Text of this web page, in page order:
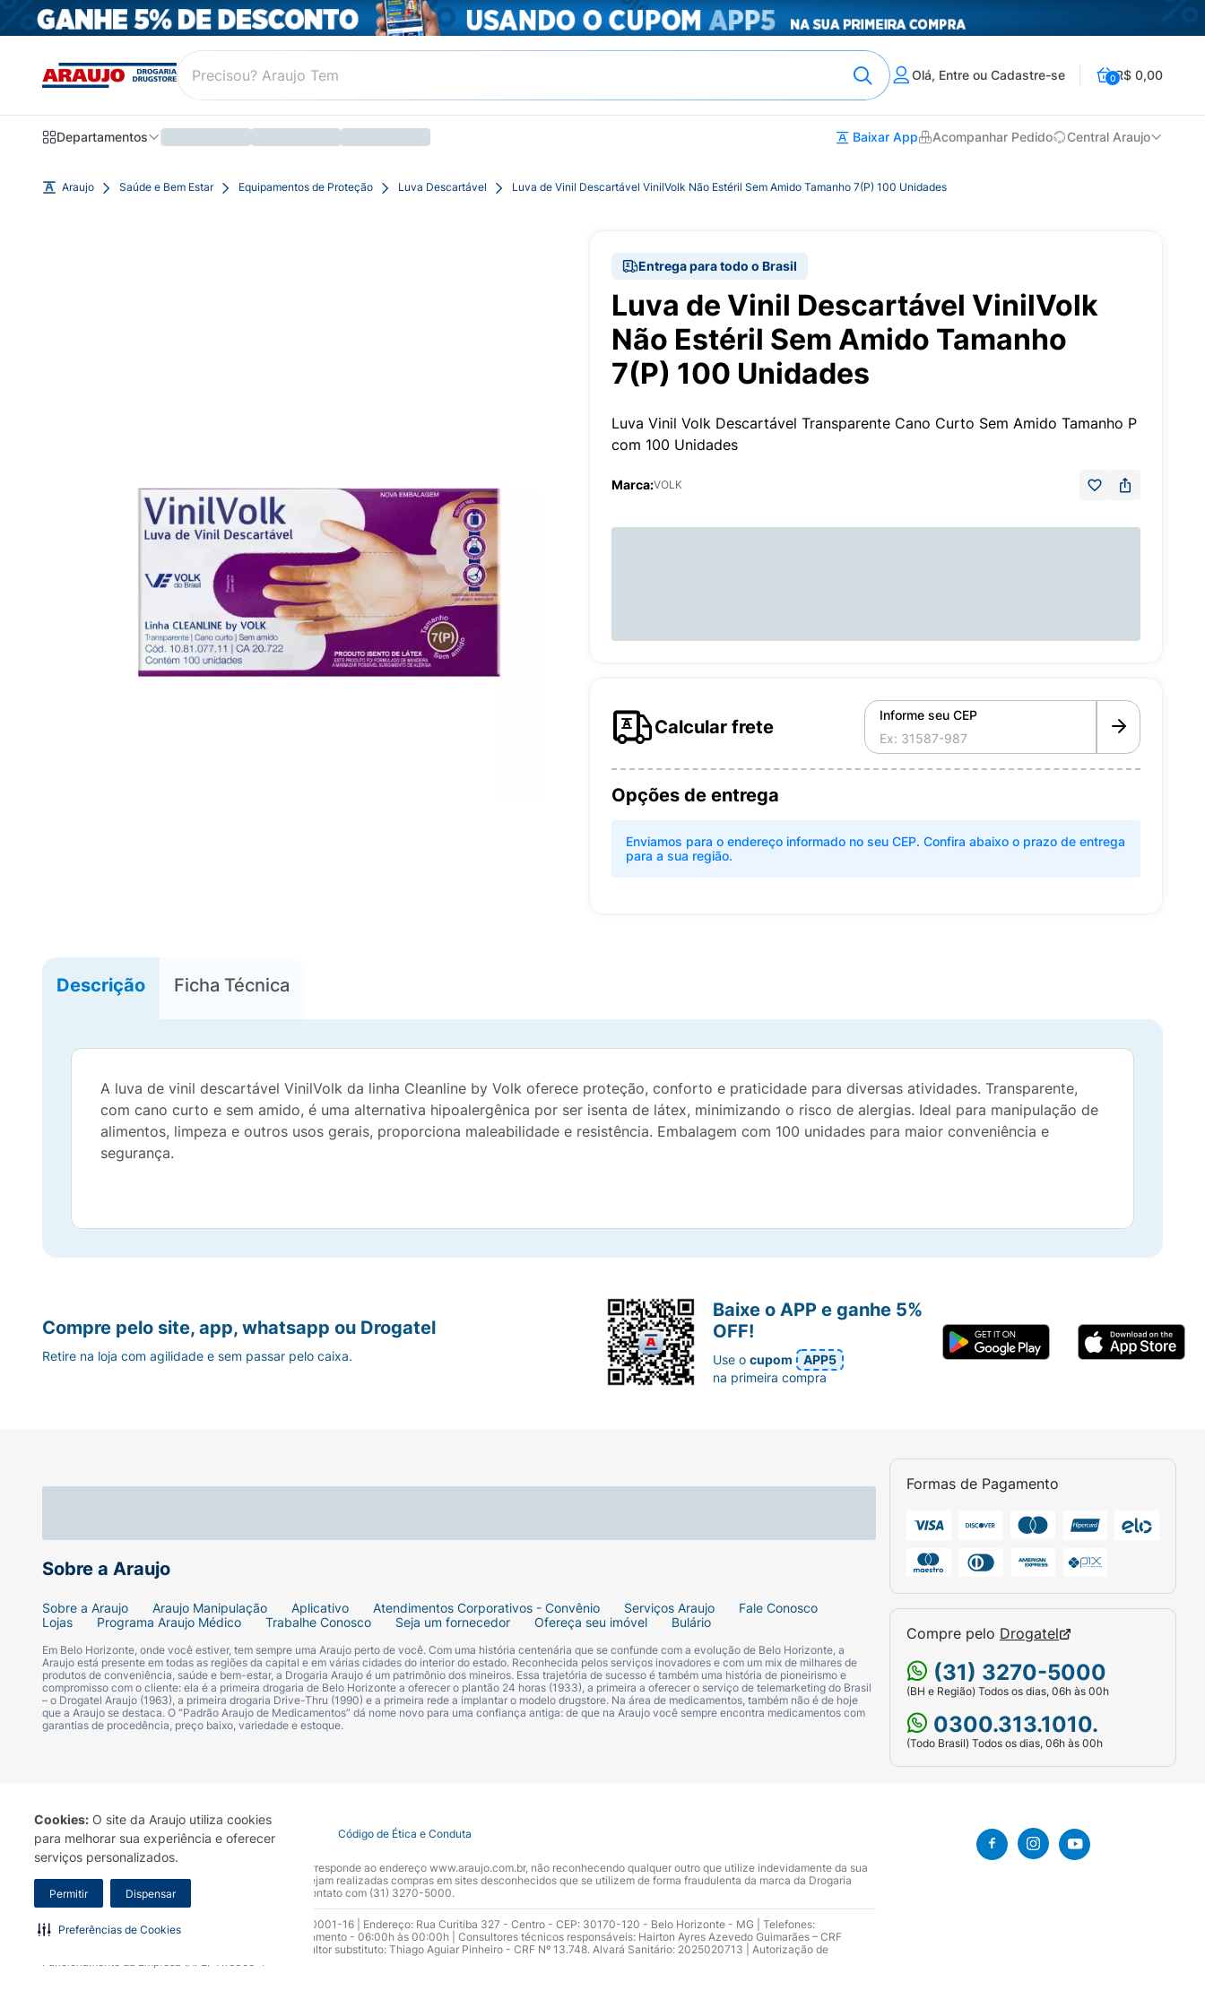
Cookies: O site da Araujo utiliza cookies
para melhorar sua experiência e oferecer
serviços personalizados.
Permitir Dispensar
Preferências de Cookies
Olá, Entre ou Cadastre-se 0R$ 0,00
Departamentos Baixar App Acompanhar Pedido Central Araujo
Araujo Saúde e Bem Estar Equipamentos de Proteção Luva Descartável Luva de Vinil Descartável VinilVolk Não Estéril Sem Amido Tamanho 7(P) 100 Unidades
Entrega para todo o Brasil
Luva de Vinil Descartável VinilVolk
Não Estéril Sem Amido Tamanho
7(P) 100 Unidades
Luva Vinil Volk Descartável Transparente Cano Curto Sem Amido Tamanho P
com 100 Unidades
Marca:VOLK
Calcular frete
Informe seu CEP
Opções de entrega
Enviamos para o endereço informado no seu CEP. Confira abaixo o prazo de entrega
para a sua região.
Descrição Ficha Técnica
A luva de vinil descartável VinilVolk da linha Cleanline by Volk oferece proteção, conforto e praticidade para diversas atividades. Transparente,
com cano curto e sem amido, é uma alternativa hipoalergênica por ser isenta de látex, minimizando o risco de alergias. Ideal para manipulação de
alimentos, limpeza e outros usos gerais, proporciona maleabilidade e resistência. Embalagem com 100 unidades para maior conveniência e
segurança.
Sobre a Araujo
Sobre a Araujo Araujo Manipulação Aplicativo Atendimentos Corporativos - Convênio Serviços Araujo
Fale Conosco
Lojas
Programa Araujo Médico Trabalhe Conosco Seja um fornecedor Ofereça seu imóvel Bulário
Em Belo Horizonte, onde você estiver, tem sempre uma Araujo perto de você. Com uma história centenária que se confunde com a evolução de Belo Horizonte, a
Araujo está presente em todas as regiões da capital e em várias cidades do interior do estado. Reconhecida pelos serviços inovadores e com um mix de milhares de
produtos de conveniência, saúde e bem-estar, a Drogaria Araujo é um patrimônio dos mineiros. Essa trajetória de sucesso é também uma história de pioneirismo e
compromisso com o cliente: ela é a primeira drogaria de Belo Horizonte a oferecer o plantão 24 horas (1933), a primeira a oferecer o serviço de telemarketing do Brasil
– o Drogatel Araujo (1963), a primeira drogaria Drive-Thru (1990) e a primeira rede a implantar o modelo drugstore. Na área de medicamentos, também não é de hoje
que a Araujo se destaca. O “Padrão Araujo de Medicamentos” dá nome novo para uma confiança antiga: de que na Araujo você sempre encontra medicamentos com
garantias de procedência, preço baixo, variedade e estoque.
Formas de Pagamento
Compre pelo Drogatel
(31) 3270-5000
(BH e Região) Todos os dias, 06h às 00h
0300.313.1010.
(Todo Brasil) Todos os dias, 06h às 00h
Compre pelo site, app, whatsapp ou Drogatel
Retire na loja com agilidade e sem passar pelo caixa.
Baixe o APP e ganhe 5%
OFF!
Use ocupom
APP5
na primeira compra
Termo de Uso Portal da Privacidade Covid-19 Código de Ética e Conduta
A Drogaria Araujo S/A informa que o seu site oficial corresponde ao endereço www.araujo.com.br, não reconhecendo qualquer outro que utilize indevidamente da sua
marca. Para sua segurança recomendamos que não sejam realizadas compras em sites desconhecidos que se utilizem de forma fraudulenta da marca da Drogaria
Araujo S.A. Em caso de dúvidas, gentileza entrar em contato com (31) 3270-5000.
Razão Social: Drogaria Araujo S.A | CNPJ: 17.256.512.0001-16 | Endereço: Rua Curitiba 327 - Centro - CEP: 30170-120 - Belo Horizonte - MG | Telefones:
0300.313.1010 e (31) 3270-5000 Horário de funcionamento - 06:00h às 00:00h | Consultores técnicos responsáveis: Hairton Ayres Azevedo Guimarães – CRF
10.965 | Yasmin Silva Alvarenga – CRF 52.584 - Consultor substituto: Thiago Aguiar Pinheiro - CRF Nº 13.748. Alvará Sanitário: 2025020713 | Autorização de
Funcionamento da Empresa (AFE): 7.16355-1